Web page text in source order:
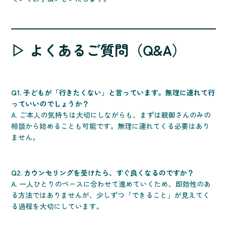
▷ よくあるご質問（Q&A）
Q1. 子どもが「行きたくない」と言っています。無理に連れて行
っていいのでしょうか？
A. ご本人の気持ちは大切にしながらも、まずは親御さんのみの
相談から始めることも可能です。無理に連れてくる必要はあり
ません。
Q2. カウンセリングを受けたら、すぐ良くなるのですか？
A. 一人ひとりのペースに合わせて進めていくため、即効性のあ
る方法ではありませんが、少しずつ「できること」が見えてく
る過程を大切にしています。